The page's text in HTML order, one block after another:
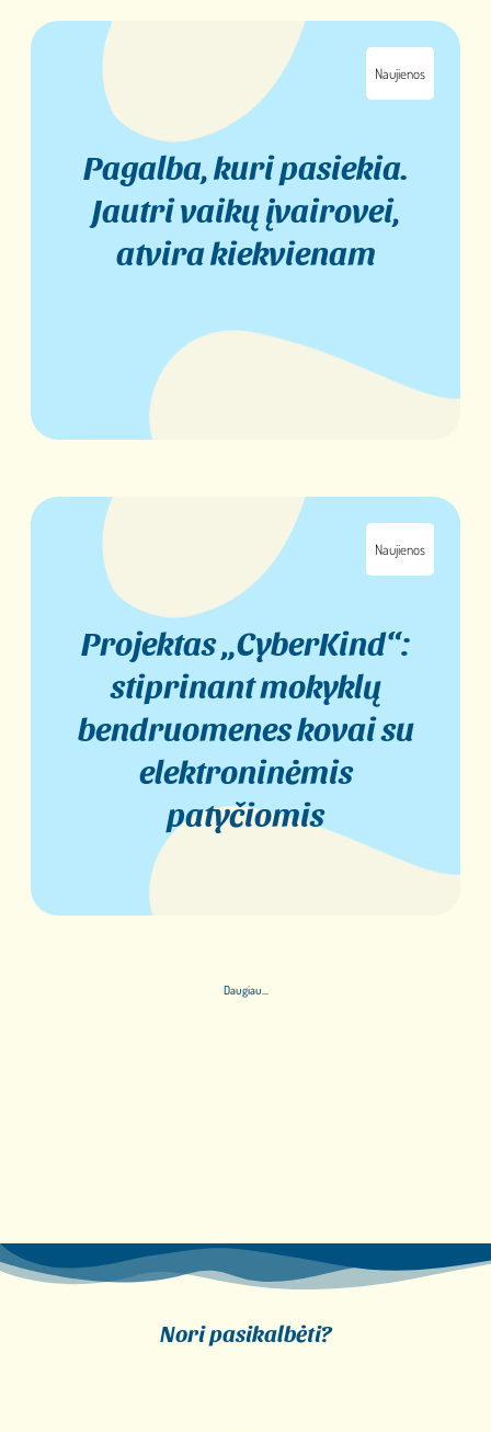
Naujienos
Pagalba, kuri pasiekia.
Jautri vaikų įvairovei,
atvira kiekvienam
Naujienos
Projektas „CyberKind“:
stiprinant mokyklų
bendruomenes kovai su
elektroninėmis
patyčiomis
Daugiau...
Nori pasikalbėti?